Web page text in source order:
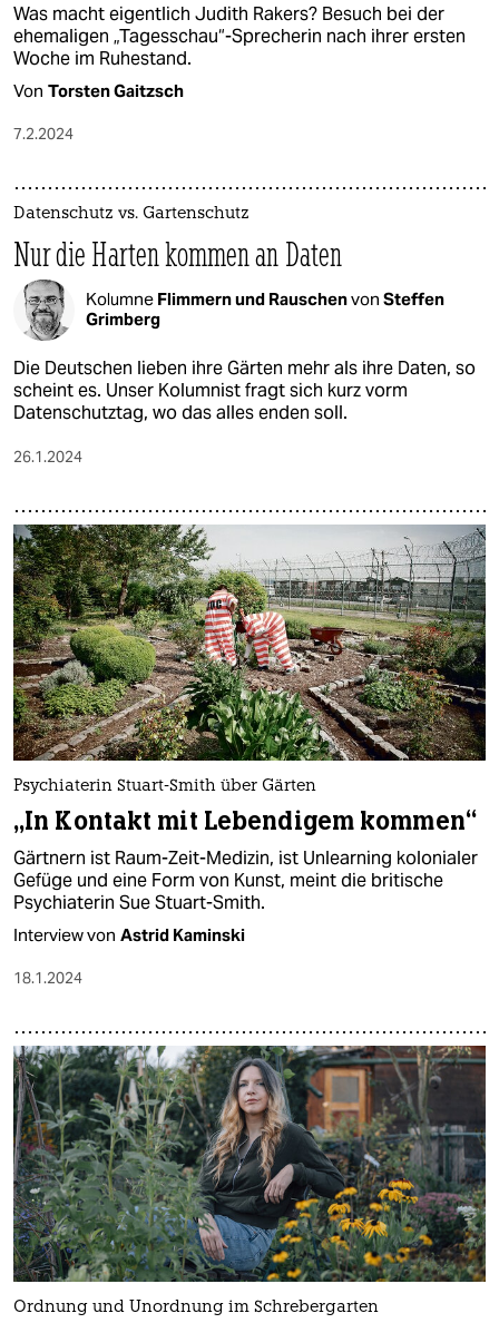
Was macht eigentlich Judith Rakers? Besuch bei der
ehemaligen „Tagesschau“-Sprecherin nach ihrer ersten
Woche im Ruhestand.
Von Torsten Gaitzsch
7.2.2024
Datenschutz vs. Gartenschutz
Nur die Harten kommen an Daten
Kolumne Flimmern und Rauschenvon Steffen
Grimberg
Die Deutschen lieben ihre Gärten mehr als ihre Daten, so
scheint es. Unser Kolumnist fragt sich kurz vorm
Datenschutztag, wo das alles enden soll.
26.1.2024
Psychiaterin Stuart-Smith über Gärten
„In Kontakt mit Lebendigem kommen“
Gärtnern ist Raum-Zeit-Medizin, ist Unlearning kolonialer
Gefüge und eine Form von Kunst, meint die britische
Psychiaterin Sue Stuart-Smith.
Interview von Astrid Kaminski
18.1.2024
Ordnung und Unordnung im Schrebergarten